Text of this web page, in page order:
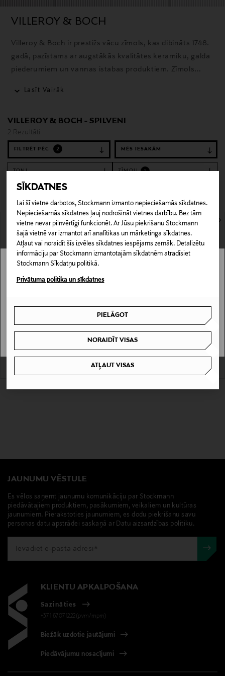
SĪKDATNES
Lai šī vietne darbotos, Stockmann izmanto nepieciešamās sīkdatnes.
Nepieciešamās sīkdatnes ļauj nodrošināt vietnes darbību. Bez tām
vietne nevar pilnvērtīgi funkcionēt. Ar Jūsu piekrišanu Stockmann
šajā vietnē var izmantot arī analītikas un mārketinga sīkdatnes.
Atļaut vai noraidīt šīs izvēles sīkdatnes iespējams zemāk. Detalizētu
informāciju par Stockmann izmantotajām sīkdatnēm atradīsiet
Stockmann Sīkdatņu politikā.
Privātuma politika un sīkdatnes
PIELĀGOT
NORAIDĪT VISAS
ATĻAUT VISAS
VILLEROY & BOCH
Villeroy & Boch ir prestižs vācu zīmols, kas dibināts 1748.
gadā, pazīstams ar augstākās kvalitātes keramiku, galda
piederumiem un vannas istabas produktiem. Zīmols
Lasīt Vairāk
VILLEROY & BOCH - SPILVENI
2 Rezultāti
FILTRĒT PĒC 2
TOŅI ZĪMOLI 1
2 Rezultāti
KUPONA PRIEKŠROCĪBA
Fleur Cassis salvetes 2 gab.
KUPONA PRIEKŠROCĪBA
VILLEROY & BOCH
Fleur Cassis salvetes 2 gab.
Original Price
14,90 €
JAUNUMU VĒSTULE
Es vēlos saņemt jaunumu komunikāciju par Stockmann
piedāvātajiem produktiem, pasākumiem, veikaliem un kultūras
jaunumiem. Pierakstoties jaunumiem, es dodu piekrišanu savu
personas datu apstrādei saskaņā ar Datu aizsardzības politiku.
KLIENTU APKALPOŠANA
Sazināties
+371 67071222(pvm/mpm)
Biežāk uzdotie jautājumi
Piedāvājumu nosacījumi
Stockmann nav pieejams tavā valstī.
I UNDERSTAND